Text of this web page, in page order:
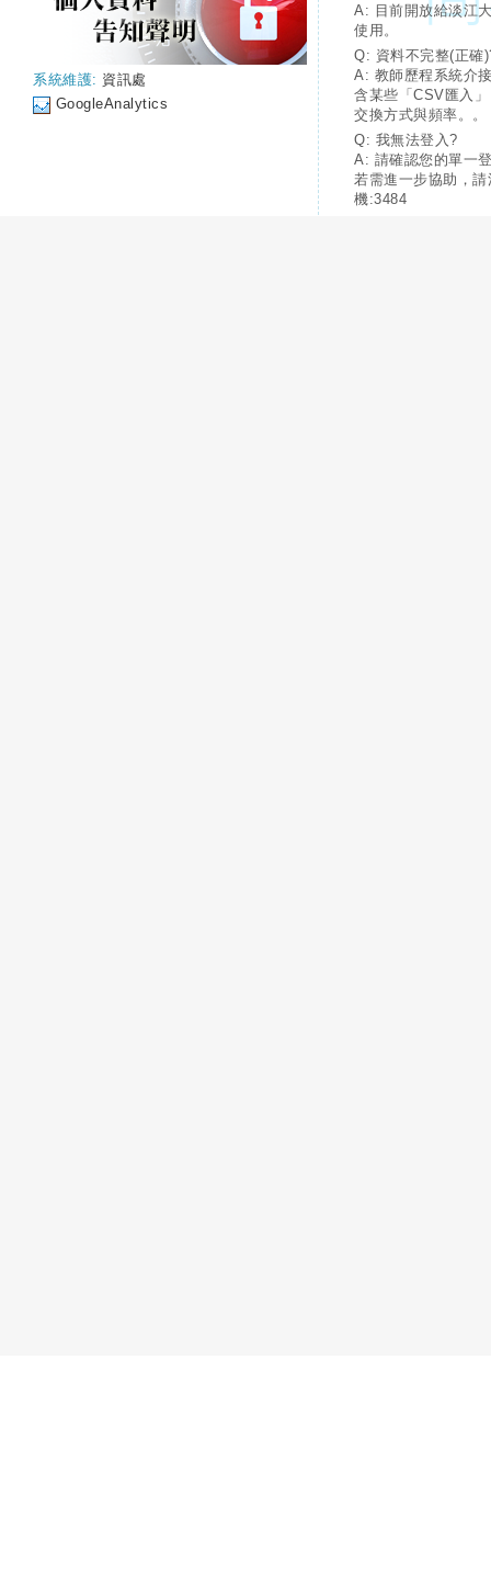
系統維護: 資訊處
GoogleAnalytics
A: 目前開放給淡江
使用。
Q: 資料不完整(正確
A: 教師歷程系統介
含某些「CSV匯入
交換方式與頻率。。
Q: 我無法登入?
A: 請確認您的單一
若需進一步協助，
機:3484